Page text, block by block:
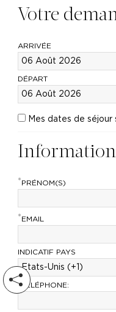
Votre
ARRIVÉE
DÉPART
Mes dates de séjour
Information
*PRÉNOM(S)
*EMAIL
INDICATIF PAYS
*TÉLÉPHONE: